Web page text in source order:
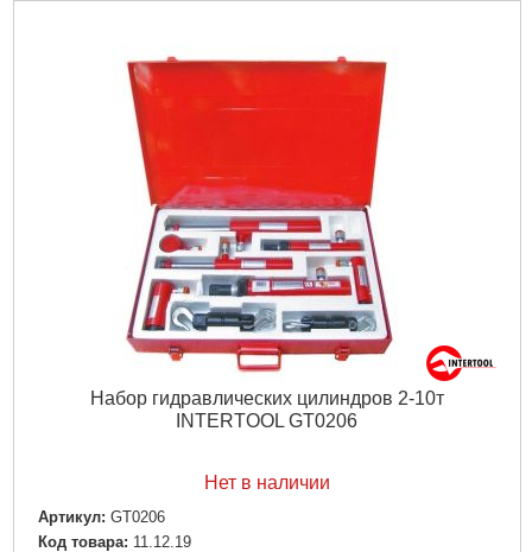
Набор гидравлических цилиндров 2-10т
INTERTOOL GT0206
Нет в наличии
Артикул: GT0206
Код товара: 11.12.19